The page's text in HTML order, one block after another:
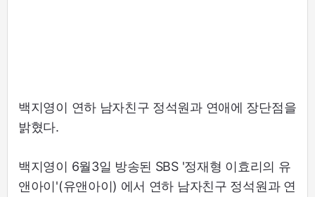
백지영이 연하 남자친구 정석원과 연애에 장단점을
밝혔다.
백지영이 6월3일 방송된 SBS '정재형 이효리의 유
앤아이'(유앤아이) 에서 연하 남자친구 정석원과 연